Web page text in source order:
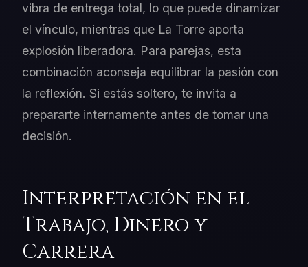
vibra de entrega total, lo que puede dinamizar
el vínculo, mientras que La Torre aporta
explosión liberadora. Para parejas, esta
combinación aconseja equilibrar la pasión con
la reflexión. Si estás soltero, te invita a
prepararte internamente antes de tomar una
decisión.
Interpretación en el
Trabajo, Dinero y
Carrera